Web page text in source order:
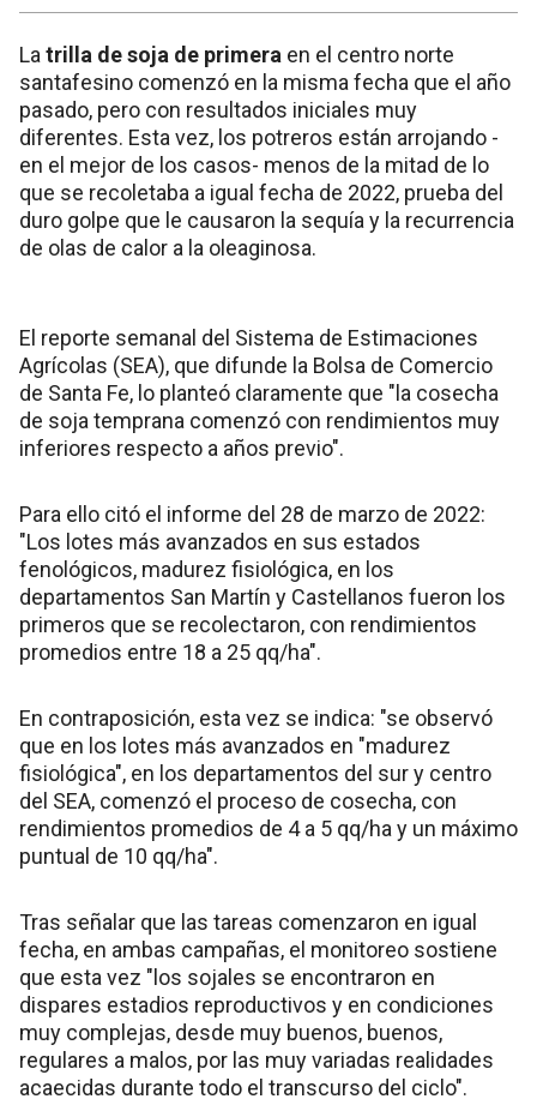
La trilla de soja de primera en el centro norte
santafesino comenzó en la misma fecha que el año
pasado, pero con resultados iniciales muy
diferentes. Esta vez, los potreros están arrojando -
en el mejor de los casos- menos de la mitad de lo
que se recoletaba a igual fecha de 2022, prueba del
duro golpe que le causaron la sequía y la recurrencia
de olas de calor a la oleaginosa.
El reporte semanal del Sistema de Estimaciones
Agrícolas (SEA), que difunde la Bolsa de Comercio
de Santa Fe, lo planteó claramente que "la cosecha
de soja temprana comenzó con rendimientos muy
inferiores respecto a años previo".
Para ello citó el informe del 28 de marzo de 2022:
"Los lotes más avanzados en sus estados
fenológicos, madurez fisiológica, en los
departamentos San Martín y Castellanos fueron los
primeros que se recolectaron, con rendimientos
promedios entre 18 a 25 qq/ha".
En contraposición, esta vez se indica: "se observó
que en los lotes más avanzados en "madurez
fisiológica", en los departamentos del sur y centro
del SEA, comenzó el proceso de cosecha, con
rendimientos promedios de 4 a 5 qq/ha y un máximo
puntual de 10 qq/ha".
Tras señalar que las tareas comenzaron en igual
fecha, en ambas campañas, el monitoreo sostiene
que esta vez "los sojales se encontraron en
dispares estadios reproductivos y en condiciones
muy complejas, desde muy buenos, buenos,
regulares a malos, por las muy variadas realidades
acaecidas durante todo el transcurso del ciclo".